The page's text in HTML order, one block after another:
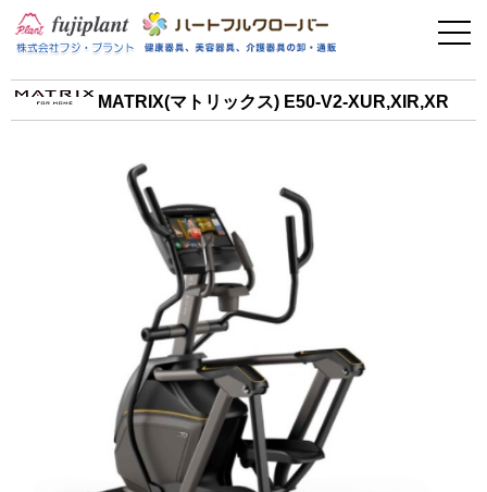
介護用品
フィットネス
お問い合わせ
MATRIX(マトリックス) E50-V2-XUR,XIR,XR